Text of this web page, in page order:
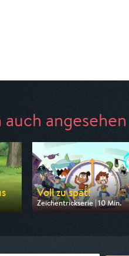
angesehen
Voll zu spät!
Zeichentrickserie | 10 Min.
Ausgestrahlt von Super RTL